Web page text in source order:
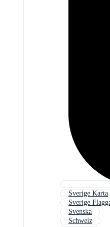
Sverige Karta
Sverige
Svenska
Schweiz